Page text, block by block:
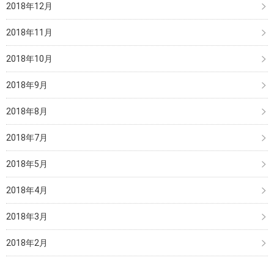
2018年12月
2018年11月
2018年10月
2018年9月
2018年8月
2018年7月
2018年5月
2018年4月
2018年3月
2018年2月